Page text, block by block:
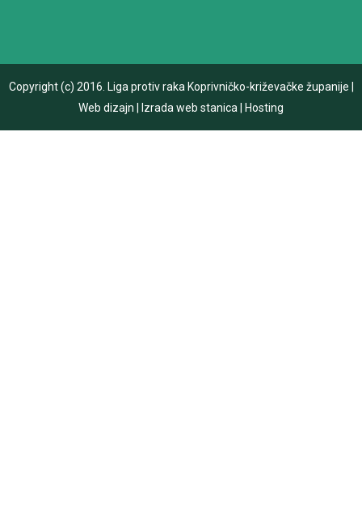
Copyright (c) 2016. Liga protiv raka Koprivničko-križevačke županije
Web dizajn
Izrada web stanica Hosting